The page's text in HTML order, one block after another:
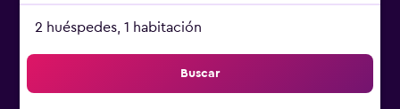
2 huéspedes, 1 habitación
Buscar